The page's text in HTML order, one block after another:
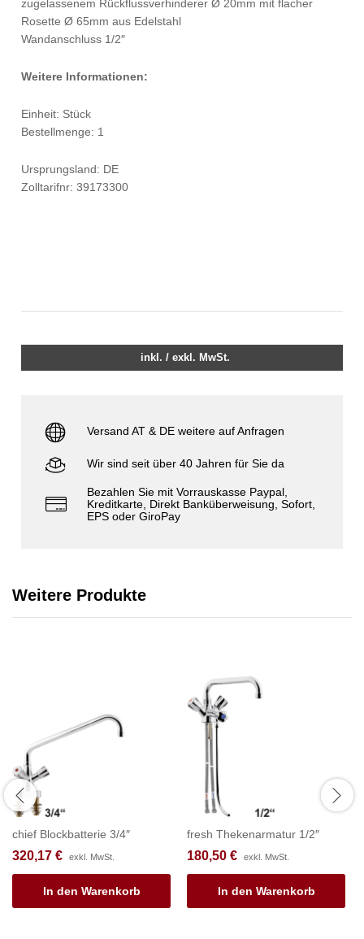
zugelassenem Rückflussverhinderer Ø 20mm mit flacher
Rosette Ø 65mm aus Edelstahl
Wandanschluss 1/2″
Weitere Informationen:
Einheit: Stück
Bestellmenge: 1
Ursprungsland: DE
Zolltarifnr: 39173300
inkl. / exkl. MwSt.
Versand AT & DE weitere auf Anfragen
Wir sind seit über 40 Jahren für Sie da
Bezahlen Sie mit Vorrauskasse Paypal,
Kreditkarte, Direkt Banküberweisung, Sofort,
EPS oder GiroPay
Weitere Produkte
chief Blockbatterie 3/4″
320,17 € exkl. MwSt.
In den Warenkorb
fresh Thekenarmatur 1/2″
180,50 € exkl. MwSt.
In den Warenkorb